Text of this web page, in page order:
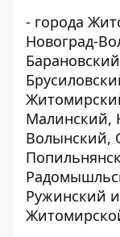
- города
Новоград-
Малинский,
Волынский,
Ружинский